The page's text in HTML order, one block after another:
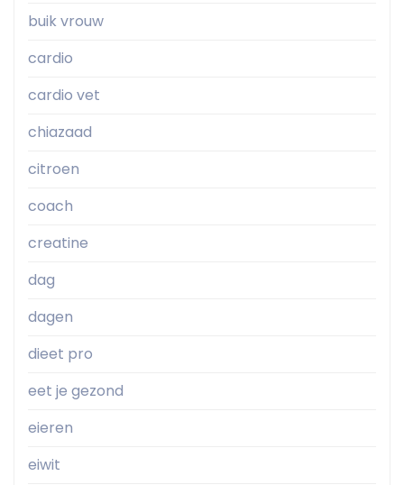
buik vrouw
cardio
cardio vet
chiazaad
citroen
coach
creatine
dag
dagen
dieet pro
eet je gezond
eieren
eiwit